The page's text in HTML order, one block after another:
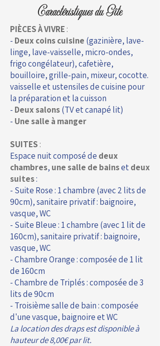
Caractéristiques du Gîte
PIÈCES À VIVRE :
- Deux coins cuisine (gazinière, lave-
linge, lave-vaisselle, micro-ondes,
frigo congélateur), cafetière,
bouilloire, grille-pain, mixeur, cocotte.
vaisselle et ustensiles de cuisine pour
la préparation et la cuisson
- Deux salons(TV et canapé lit)
- Une salle à manger
SUITES :
Espace nuit composé de deux
chambres, une salle de bainsetdeux
suites:
- Suite Rose : 1 chambre (avec 2 lits de
90cm), sanitaire privatif : baignoire,
vasque, WC
- Suite Bleue : 1 chambre (avec 1 lit de
160cm), sanitaire privatif : baignoire,
vasque, WC
- Chambre Orange : composée de 1 lit
de 160cm
- Chambre de Triplés : composée de 3
lits de 90cm
- Troisième salle de bain : composée
d'une vasque, baignoire et WC
La location des draps est disponible à
hauteur de 8,00€ par lit.